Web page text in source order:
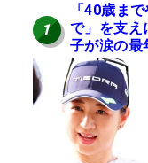
1
「40歳ま
で」を支
子が涙の最